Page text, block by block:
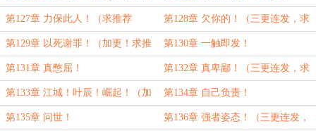
票！） 票！）
第127章 力保此人！（求推荐
票！）
第128章 欠你的！（三更连发，求
推荐票~）
第129章 以死谢罪！（加更！求推
荐票！）
第130章 一触即发！
第131章 真憋屈！ 第132章 真卑鄙！（三更连发，求
推荐票！）
第133章 江城！叶辰！崛起！（加
更，求推荐票！）
第134章 自己负责！
第135章 问世！ 第136章 强者姿态！（三更连发，